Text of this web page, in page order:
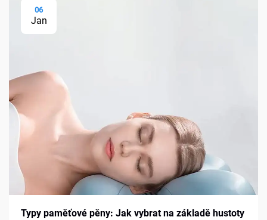
06
Jan
Typy paměťové pěny: Jak vybrat na základě hustoty